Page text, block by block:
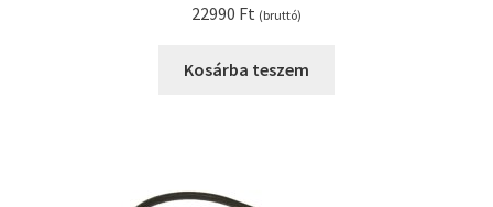
22990 Ft (bruttó)
Kosárba teszem